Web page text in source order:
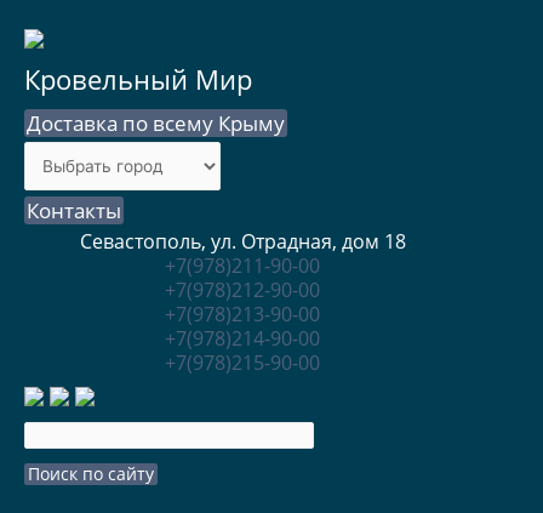
Кровельный Мир
Доставка по всему Крыму
Контакты
Севастополь, ул. Отрадная, дом 18
+7(978)211-90-00
+7(978)212-90-00
+7(978)213-90-00
+7(978)214-90-00
+7(978)215-90-00